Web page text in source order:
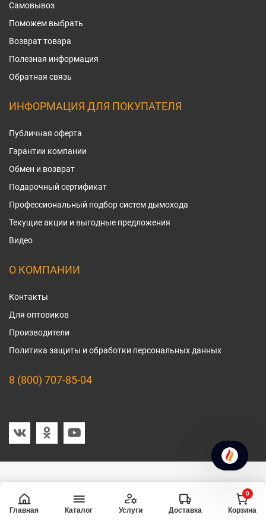
Главная Каталог Услуги Доставка
0
Корзина
Самовывоз
Поможем выбрать
Возврат товара
Полезная информация
Обратная связь
ИНФОРМАЦИЯ ДЛЯ ПОКУПАТЕЛЯ
Публичная оферта
Гарантии компании
Обмен и возврат
Подарочный сертификат
Профессиональный подбор систем дымохода
Текущие акции и выгодные предложения
Видео
О КОМПАНИИ
Контакты
Для оптовиков
Производители
Политика защиты и обработки персональных данных
8 (800) 707-85-04